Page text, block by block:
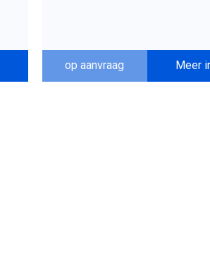
op aanvraag Meer